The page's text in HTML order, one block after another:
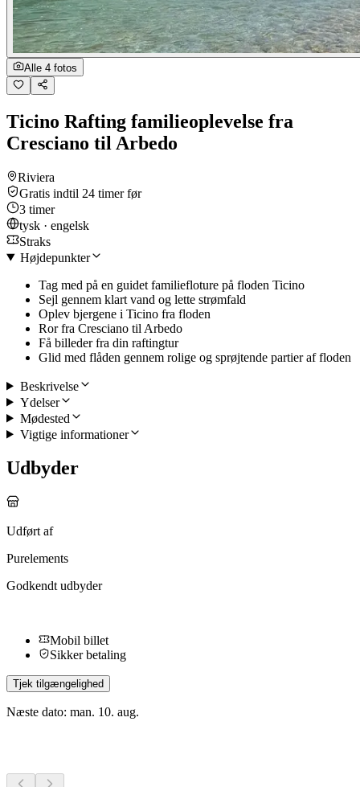
Alle 4 fotos
Ticino Rafting familieoplevelse fra
Cresciano til Arbedo
Riviera
Gratis indtil 24 timer før
3 timer
tysk · engelsk
Straks
Højdepunkter
Tag med på en guidet familiefloture på floden Ticino
Sejl gennem klart vand og lette strømfald
Oplev bjergene i Ticino fra floden
Ror fra Cresciano til Arbedo
Få billeder fra din raftingtur
Glid med flåden gennem rolige og sprøjtende partier af floden
Beskrivelse
Ydelser
Mødested
Vigtige informationer
Udbyder
Udført af
Purelements
Godkendt udbyder
Mobil billet
Sikker betaling
Tjek tilgængelighed
Næste dato: man. 10. aug.